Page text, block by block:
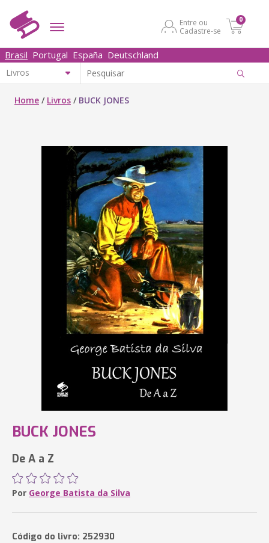
Entre ou
Cadastre-se
0
Brasil Portugal España Deutschland
Home / Livros / BUCK JONES
BUCK JONES
De A a Z
Por George Batista da Silva
Código do livro: 252930